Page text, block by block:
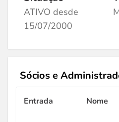
ATIVO desde
15/07/2000
Sócios e
Entrada Nome